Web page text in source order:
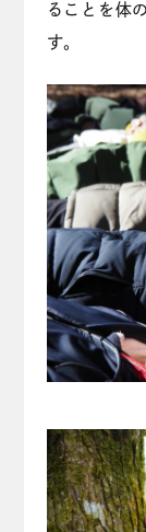
ることを体
す。